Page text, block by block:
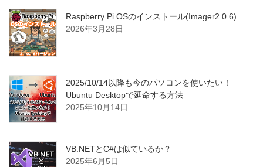
Raspberry Pi OSのインストール(Imager2.0.6)
2026年3月28日
2025/10/14以降も今のパソコンを使いたい！
Ubuntu Desktopで延命する方法
2025年10月14日
VB.NETとC#は似ているか？
2025年6月5日